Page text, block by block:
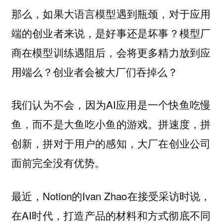
那么，如果大语言模型遇到瓶颈，对于应用
端的创业者来说，是好事还是坏事？模型厂
商在模型训练遇阻后，会将更多精力放到应
用端么？创业者会被大厂们吞掉么？
我们认为不会，因为AI应用是一个快鱼吃慢
鱼，而不是大鱼吃小鱼的游戏。拼速度，拼
创新，拼对于用户的感知，大厂在创业公司
面前完全没有优势。
最近，Notion的Ivan Zhao在接受采访时说，
在AI时代，打造产品的材料和方式彻底不同